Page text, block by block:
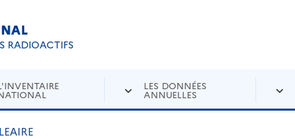
RADIOACTIFS
LES DONNÉES
ANNUELLES